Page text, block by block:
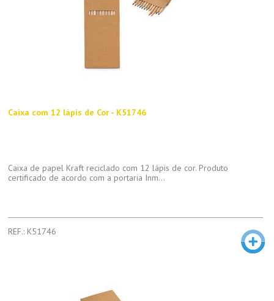
Caixa com 12 lápis de Cor - K51746
Caixa de papel Kraft reciclado com 12 lápis de cor. Produto
certificado de acordo com a portaria Inm...
REF.: K51746